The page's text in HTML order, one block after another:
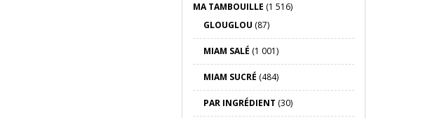
MA TAMBOUILLE (1 516)
GLOUGLOU (87)
MIAM SALÉ (1 001)
MIAM SUCRÉ (484)
PAR INGRÉDIENT (30)